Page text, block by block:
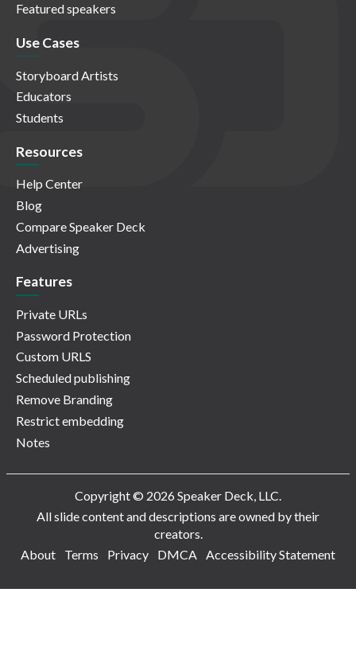
Featured speakers
Use Cases
Storyboard Artists
Educators
Students
Resources
Help Center
Blog
Compare Speaker Deck
Advertising
Features
Private URLs
Password Protection
Custom URLS
Scheduled publishing
Remove Branding
Restrict embedding
Notes
Copyright © 2026 Speaker Deck, LLC.
All slide content and descriptions are owned by their
creators.
About
Terms Privacy DMCA Accessibility Statement